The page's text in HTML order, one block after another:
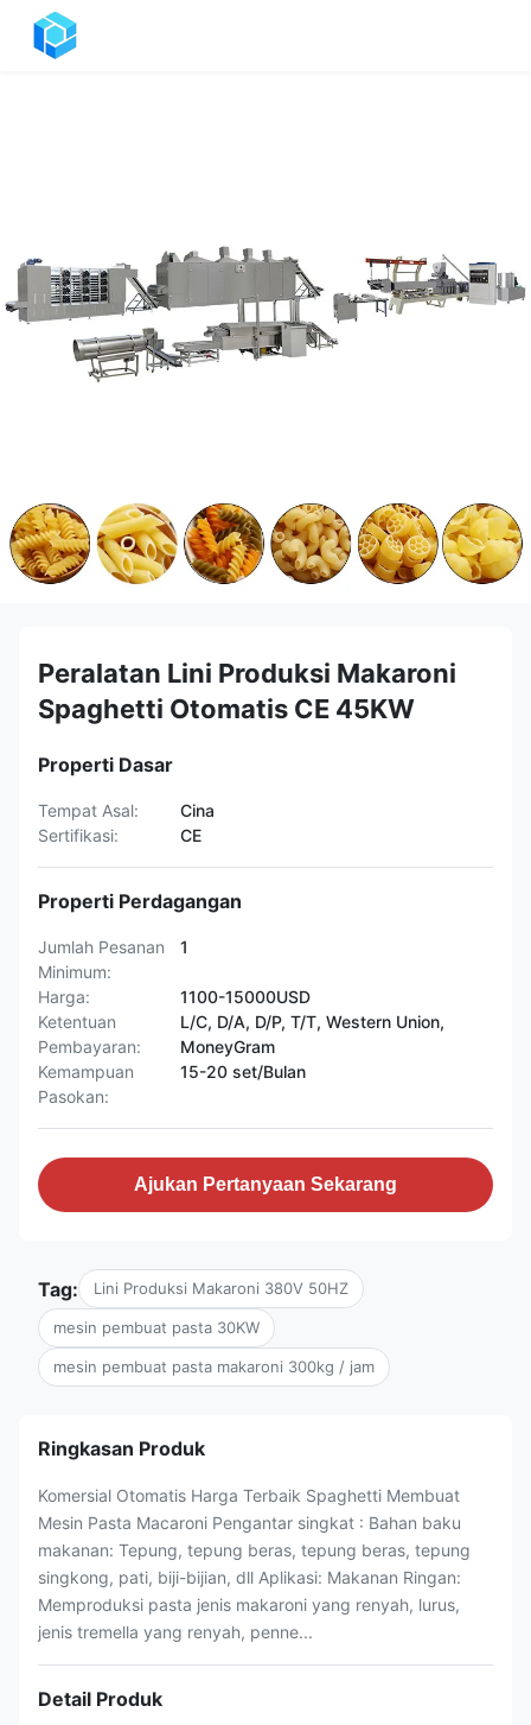
Peralatan Lini Produksi Makaroni
Spaghetti Otomatis CE 45KW
Properti Dasar
Tempat Asal:
Cina
Sertifikasi:
CE
Properti Perdagangan
Jumlah Pesanan
Minimum:
1
Harga:
1100-15000USD
Ketentuan
Pembayaran:
L/C, D/A, D/P, T/T, Western Union,
MoneyGram
Kemampuan
Pasokan:
15-20 set/Bulan
Ajukan Pertanyaan Sekarang
Tag: Lini Produksi Makaroni 380V 50HZ
mesin pembuat pasta 30KW
mesin pembuat pasta makaroni 300kg / jam
Ringkasan Produk
Komersial Otomatis Harga Terbaik Spaghetti Membuat
Mesin Pasta Macaroni Pengantar singkat : Bahan baku
makanan: Tepung, tepung beras, tepung beras, tepung
singkong, pati, biji-bijian, dll Aplikasi: Makanan Ringan:
Memproduksi pasta jenis makaroni yang renyah, lurus,
jenis tremella yang renyah, penne...
Detail Produk